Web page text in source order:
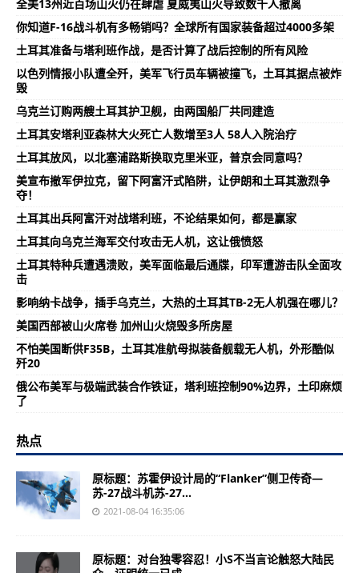
全美13州近百场山火仍在肆虐 夏威夷山火导致数千人撤离
你知道F-16战斗机有多畅销吗？全球所有国家装备超过4000多架
土耳其准备与塔利班作战，是否计算了战后控制的所有风险
以色列情报小队遭全歼，美军飞行员车辆被撞飞，土耳其据点被炸
毁
乌克兰订购两艘土耳其护卫舰，由两国船厂共同建造
土耳其安塔利亚森林大火死亡人数增至3人 58人入院治疗
土耳其放风，以北塞浦路斯换取克里米亚，普京会同意吗？
美宣布撤军伊拉克，留下阿富汗式陷阱，让伊朗和土耳其激烈争
夺！
土耳其出兵阿富汗对战塔利班，不论结果如何，都是赢家
土耳其向乌克兰海军交付攻击无人机，这让俄愤怒
土耳其特种兵遭遇溃败，美军面临最后通牒，印军遭游击队全面攻
击
影响纳卡战争，插手乌克兰，大热的土耳其TB-2无人机强在哪儿？
美国西部被山火席卷 加州山火烧毁多所房屋
不怕美国断供F35B，土耳其准航母拟装备舰载无人机，外形酷似
歼20
俄公布美军与极端武装合作铁证，塔利班控制90%边界，土印麻烦
了
热点
原标题：苏霍伊设计局的“Flanker”侧卫传奇—
苏-27战斗机苏-27...
2021-08-04 16:35:06
原标题：对台独零容忍！小S不当言论触怒大陆民